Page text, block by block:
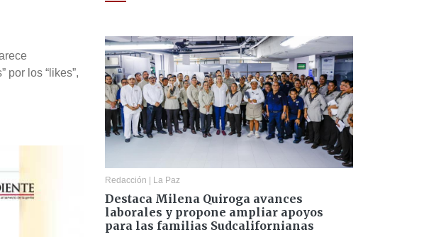
por los “likes”,
Redacción | La Paz
Destaca Milena Quiroga avances
laborales y propone ampliar apoyos
para las familias Sudcalifornianas